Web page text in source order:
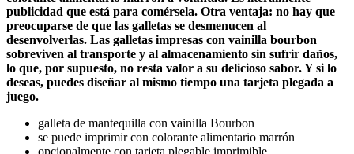
publicidad que está para comérsela. Otra ventaja: no hay que
preocuparse de que las galletas se desmenucen al
desenvolverlas. Las galletas impresas con vainilla bourbon
sobreviven al transporte y al almacenamiento sin sufrir daños,
lo que, por supuesto, no resta valor a su delicioso sabor. Y si lo
deseas, puedes diseñar al mismo tiempo una tarjeta plegada a
juego.
galleta de mantequilla con vainilla Bourbon
se puede imprimir con colorante alimentario marrón